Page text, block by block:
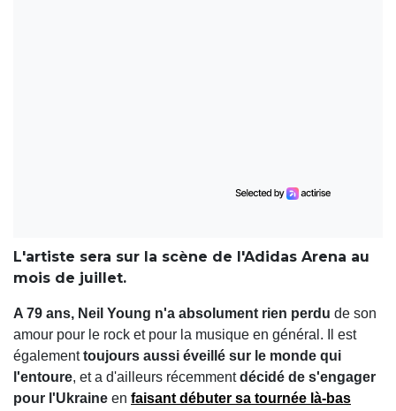
L'artiste sera sur la scène de l'Adidas Arena au
mois de juillet.
A 79 ans, Neil Young n'a absolument rien perdu de son
amour pour le rock et pour la musique en général. Il est
égalementtoujours aussi éveillé sur le monde qui
l'entoure, et a d'ailleurs récemmentdécidé de s'engager
pour l'Ukraine en faisant débuter sa tournée là-bas